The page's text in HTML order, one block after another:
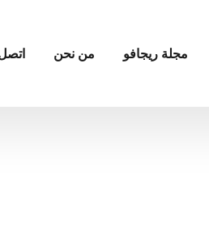
مجلة ريجافو من نحن اتصل